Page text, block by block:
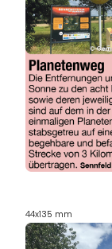
44x135 mm